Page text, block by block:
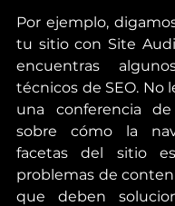
Por ejemplo,
tu sitio con Site
encuentras
técnicos de SEO. No
una conferencia
sobre cómo la
facetas del sitio
problemas de
que deben